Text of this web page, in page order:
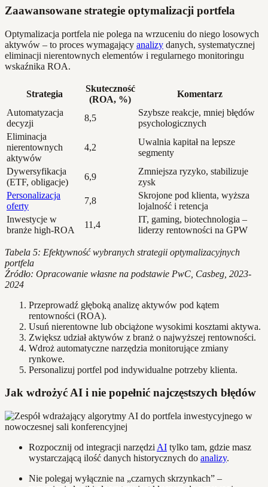
Zaawansowane strategie optymalizacji portfela
Optymalizacja portfela nie polega na wrzuceniu do niego losowych
aktywów – to proces wymagający analizy danych, systematycznej
eliminacji nierentownych elementów i regularnego monitoringu
wskaźnika ROA.
Strategia
Skuteczność
(ROA, %)
Komentarz
Automatyzacja
decyzji
8,5
Szybsze reakcje, mniej błędów
psychologicznych
Eliminacja
nierentownych
aktywów
4,2
Uwalnia kapitał na lepsze
segmenty
Dywersyfikacja
(ETF, obligacje)
6,9
Zmniejsza ryzyko, stabilizuje
zysk
Personalizacja
oferty
7,8
Skrojone pod klienta, wyższa
lojalność i retencja
Inwestycje w
branże high-ROA
11,4
IT, gaming, biotechnologia –
liderzy rentowności na GPW
Tabela 5: Efektywność wybranych strategii optymalizacyjnych
portfela
Źródło: Opracowanie własne na podstawie PwC, Casbeg, 2023-
2024
Przeprowadź głęboką analizę aktywów pod kątem
rentowności (ROA).
Usuń nierentowne lub obciążone wysokimi kosztami aktywa.
Zwiększ udział aktywów z branż o najwyższej rentowności.
Wdroż automatyczne narzędzia monitorujące zmiany
rynkowe.
Personalizuj portfel pod indywidualne potrzeby klienta.
Jak wdrożyć AI i nie popełnić najczęstszych błędów
Rozpocznij od integracji narzędzi AI tylko tam, gdzie masz
wystarczającą ilość danych historycznych do analizy.
Nie polegaj wyłącznie na „czarnych skrzynkach” –